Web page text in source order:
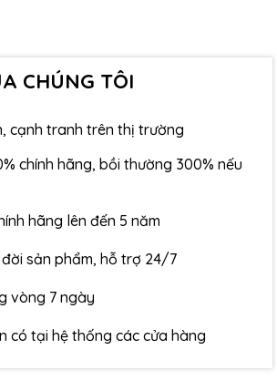
CHÚNG TÔI
cạnh tranh trên thị trường
chính hãng, bồi thường 300% nếu
hãng lên đến 5 năm
sản phẩm, hỗ trợ 24/7
vòng 7 ngày
có tại hệ thống các cửa hàng